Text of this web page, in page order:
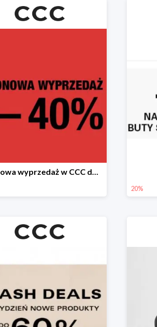
Sezonowa wyprzedaż w CCC do -40%
20%